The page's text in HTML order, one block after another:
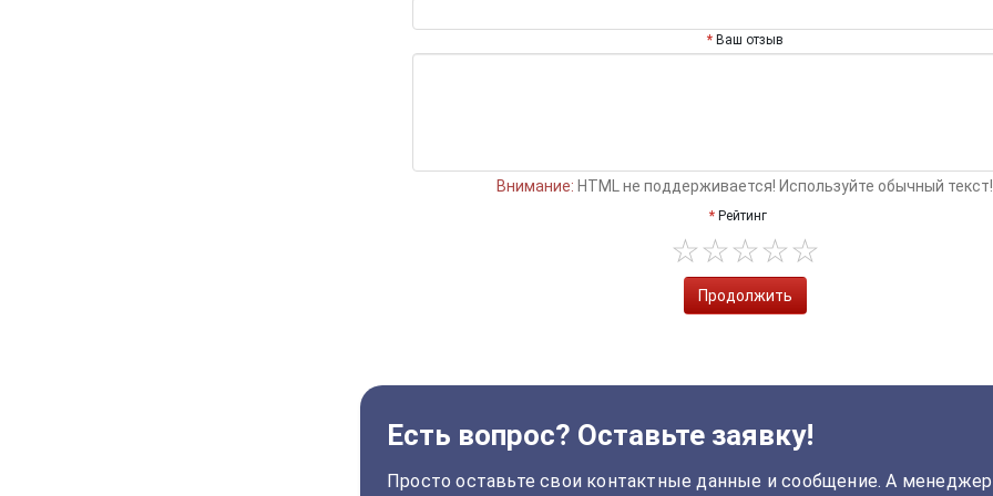
Ваш отзыв
Внимание: HTML не поддерживается! Используйте обычный текст!
Рейтинг
Продолжить
Есть вопрос? Оставьте заявку!
Просто оставьте свои контактные данные и сообщение. А